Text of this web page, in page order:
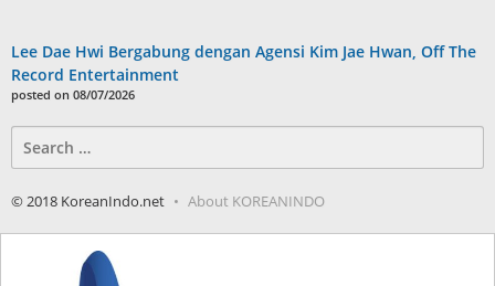
Lee Dae Hwi Bergabung dengan Agensi Kim Jae Hwan, Off The
Record Entertainment
posted on 08/07/2026
for:
© 2018 KoreanIndo.net About KOREANINDO